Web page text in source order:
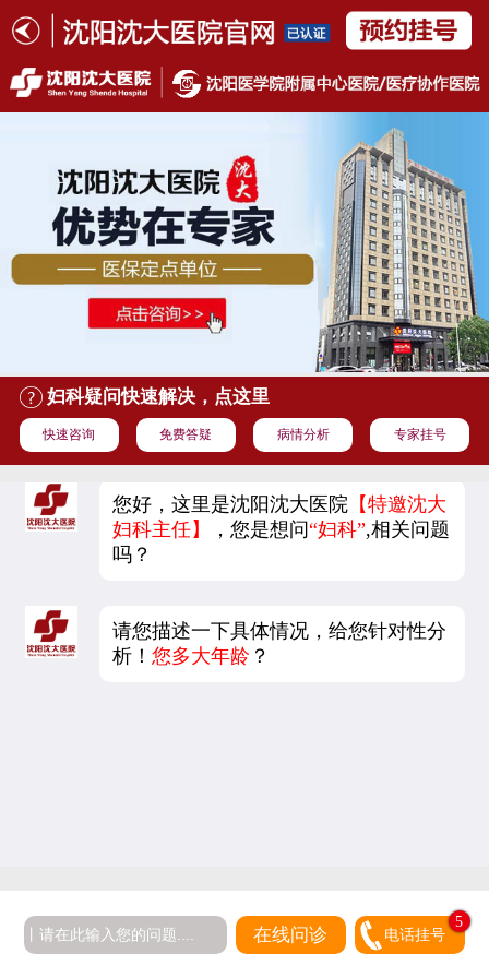
妇科疑问快速解决，点这里
快速咨询 免费答疑 病情分析 专家挂号
您好，这里是沈阳沈大医院 【特邀沈大
妇科主任】
，您是想问“妇科”,相关问题
吗？
请您描述一下具体情况，给您针对性分
析！您多大年龄 ？
在线问诊 电话挂号
5